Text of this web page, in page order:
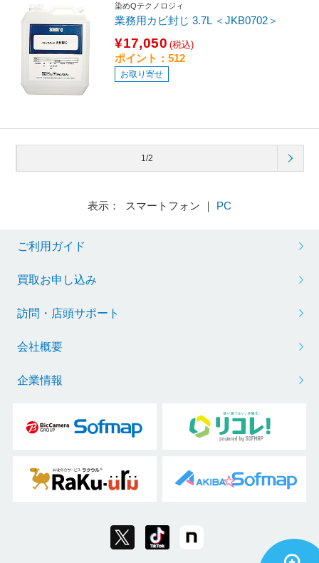
染めQテクノロジィ
業務用カビ封じ 3.7L ＜JKB0702＞
¥17,050 (税込)
ポイント：512
お取り寄せ
1/2
表示： スマートフォン ｜ PC
ご利用ガイド
買取お申し込み
訪問・店頭サポート
会社概要
企業情報